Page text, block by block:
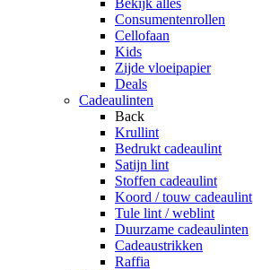
Bekijk alles
Consumentenrollen
Cellofaan
Kids
Zijde vloeipapier
Deals
Cadeaulinten
Back
Krullint
Bedrukt cadeaulint
Satijn lint
Stoffen cadeaulint
Koord / touw cadeaulint
Tule lint / weblint
Duurzame cadeaulinten
Cadeaustrikken
Raffia